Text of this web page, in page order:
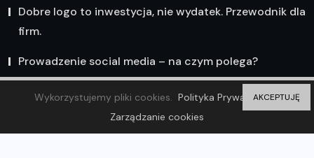
Dobre logo to inwestycja, nie wydatek. Przewodnik dla
firm.
Prowadzenie social media – na czym polega?
Wykorzystujemy pliki cookies. Polityka Prywatności
Zarządzanie cookies
AKCEPTUJĘ